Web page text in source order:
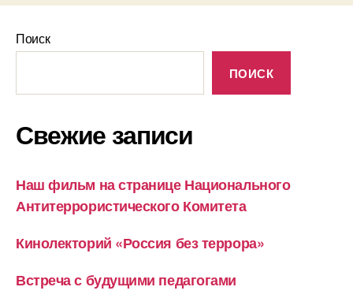
Поиск
ПОИСК
Свежие записи
Наш фильм на странице Национального
Антитеррористического Комитета
Кинолекторий «Россия без террора»
Встреча с будущими педагогами